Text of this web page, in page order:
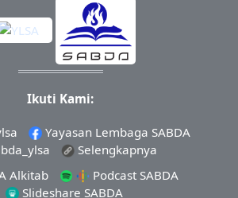
Ikuti Kami:
Yayasan Lembaga SABDA
Selengkapnya
Alkitab
Podcast SABDA
Slideshare SABDA